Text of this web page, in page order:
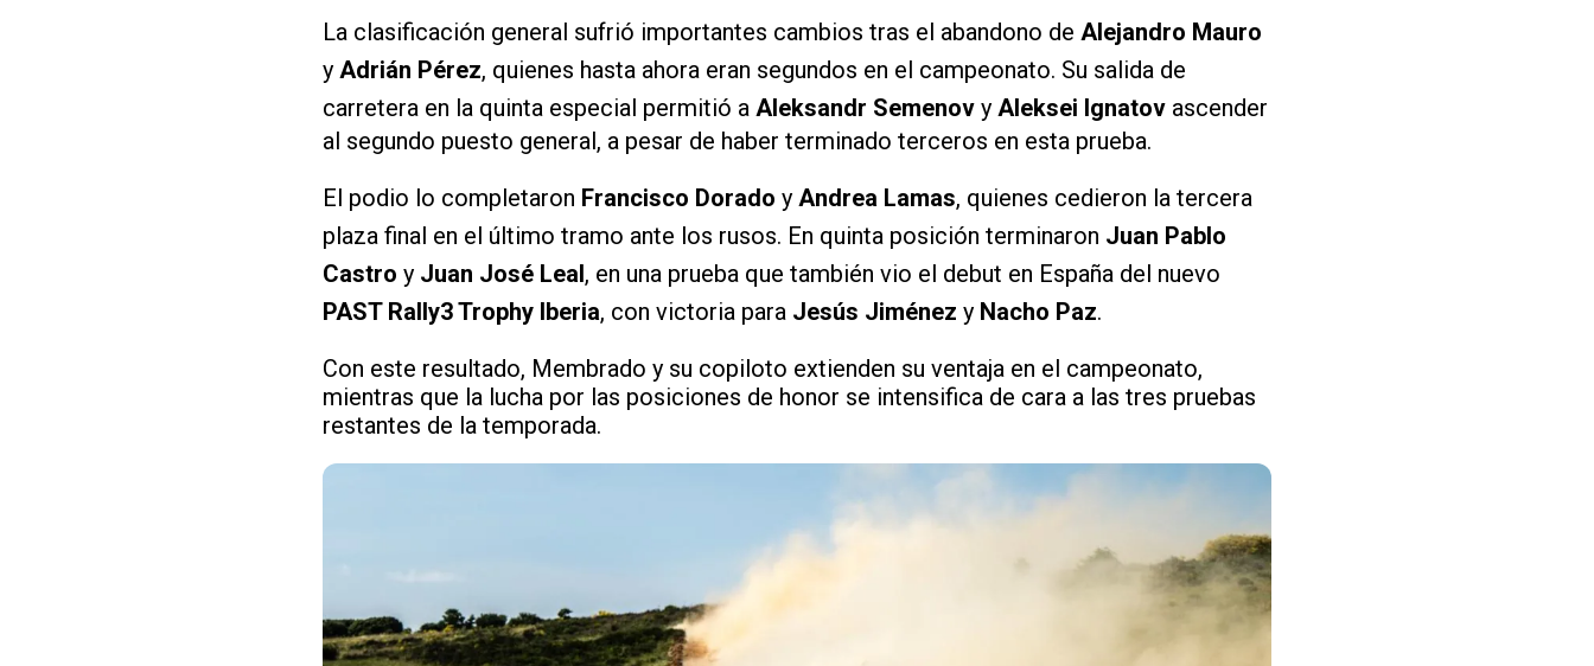
La clasificación general sufrió importantes cambios tras el abandono de Alejandro Mauro
y Adrián Pérez, quienes hasta ahora eran segundos en el campeonato. Su salida de
carretera en la quinta especial permitió a Aleksandr Semenov y Aleksei Ignatov ascender
al segundo puesto general, a pesar de haber terminado terceros en esta prueba.
El podio lo completaron Francisco Dorado y Andrea Lamas, quienes cedieron la tercera
plaza final en el último tramo ante los rusos. En quinta posición terminaron Juan Pablo
Castro y Juan José Leal, en una prueba que también vio el debut en España del nuevo
PAST Rally3 Trophy Iberia, con victoria para Jesús Jiménez y Nacho Paz.
Con este resultado, Membrado y su copiloto extienden su ventaja en el campeonato,
mientras que la lucha por las posiciones de honor se intensifica de cara a las tres pruebas
restantes de la temporada.